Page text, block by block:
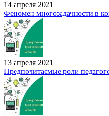
14 апреля 2021
Феномен многозадачности в
13 апреля 2021
Предпочитаемые роли